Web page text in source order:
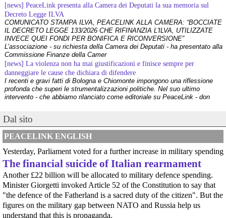
@Ransomlook
3/7/2026 10:59
New post from #Pear : Ac Beverage, Inc.
More at : ransomlook.io/group/Pear #Ransomware
@Ransomlook - 3/7/2026 10:59
New post from #Pear : Cnw Electronics Pte Ltd
[news] PeaceLink presenta alla Camera dei Deputati la sua memoria sul
Decreto Legge ILVA
COMUNICATO STAMPA ILVA, PEACELINK ALLA CAMERA: “BOCCIATE
IL DECRETO LEGGE 133/2026 CHE RIFINANZIA L'ILVA, UTILIZZATE
INVECE QUEI FONDI PER BONIFICA E RICONVERSIONE”
L’associazione - su richiesta della Camera dei Deputati - ha presentato alla
Commissione Finanze della Camer
[news] La violenza non ha mai giustificazioni e finisce sempre per
danneggiare le cause che dichiara di difendere
I recenti e gravi fatti di Bologna e Chiomonte impongono una riflessione
profonda che superi le strumentalizzazioni politiche. Nel suo ultimo
intervento - che abbiamo rilanciato come editoriale su PeaceLink - don
PeaceLink: “Una vittoria storica dei cittadini, ora la salute viene prima”
L’associazione PeaceLink esprime il proprio pieno sostegno e la più sentita
gratitudine al gruppo di cittadini e all'associazione Genitori Tarantini che
[news] Victor Jara, catturato l’ultimo dei suoi aguzzini
Víctor Jara, il cantautore dei poveri che sfidò la dittatura cilena con la sua
chitarra A cinquant'anni dal golpe che insanguinò il Cile, la storia di Víctor
Jara continua a risuonare come un inno alla dignità e alla resistenza. La
sua voce, spezzata dalle mani dei carn
[news] La "Breve storia del pacifismo italiano" è stata arricchita con undici
schede introduttive storico-culturali dei vari periodi, dal primo Novecento a
oggi
Dal sito
PEACELINK ENGLISH
Yesterday, Parliament voted for a further increase in military spending
The financial suicide of Italian rearmament
Another £22 billion will be allocated to military defence spending.
Minister Giorgetti invoked Article 52 of the Constitution to say that
"the defence of the Fatherland is a sacred duty of the citizen". But the
figures on the military gap between NATO and Russia help us
understand that this is propaganda.